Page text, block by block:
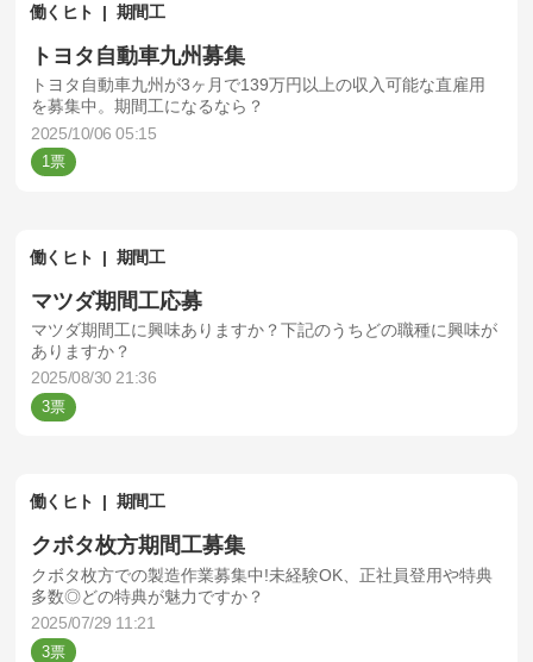
働くヒト 期間工
トヨタ自動車九州募集
トヨタ自動車九州が3ヶ月で139万円以上の収入可能な直雇用
を募集中。期間工になるなら？
2025/10/06 05:15
1
働くヒト 期間工
マツダ期間工応募
マツダ期間工に興味ありますか？下記のうちどの職種に興味が
ありますか？
2025/08/30 21:36
3
働くヒト 期間工
クボタ枚方期間工募集
クボタ枚方での製造作業募集中!未経験OK、正社員登用や特典
多数◎どの特典が魅力ですか？
2025/07/29 11:21
3